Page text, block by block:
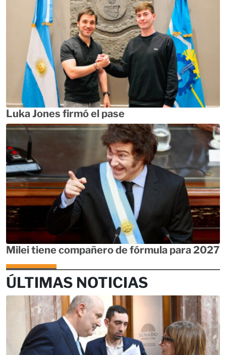
Luka Jones firmó el pase
Milei tiene compañero de fórmula para 2027
ÚLTIMAS NOTICIAS